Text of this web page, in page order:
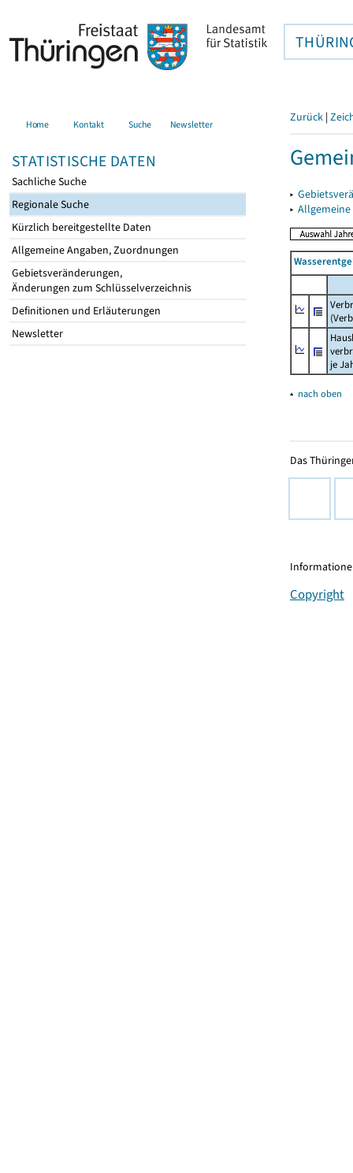
Home Kontakt Suche Newsletter
STATISTISCHE DATEN
Sachliche Suche
Regionale Suche
Kürzlich bereitgestellte Daten
Allgemeine Angaben, Zuordnungen
Gebietsveränderungen,
Änderungen zum Schlüsselverzeichnis
Definitionen und Erläuterungen
Newsletter
Zurück |
▸
▸
je
▴ nach oben
Das
Copyright